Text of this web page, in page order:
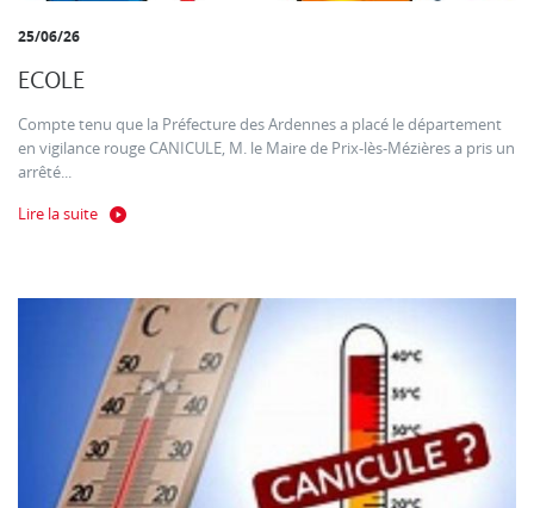
25/06/26
ECOLE
Compte tenu que la Préfecture des Ardennes a placé le département
en vigilance rouge CANICULE, M. le Maire de Prix-lès-Mézières a pris un
arrêté...
Lire la suite